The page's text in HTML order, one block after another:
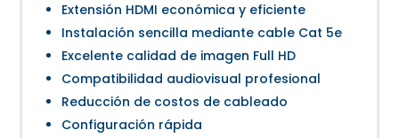
Extensión HDMI económica y eficiente
Instalación sencilla mediante cable Cat 5e
Excelente calidad de imagen Full HD
Compatibilidad audiovisual profesional
Reducción de costos de cableado
Configuración rápida